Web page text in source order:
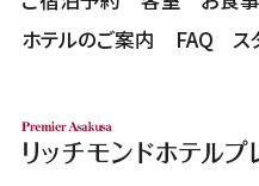
ホテルのご案内
FAQ ス